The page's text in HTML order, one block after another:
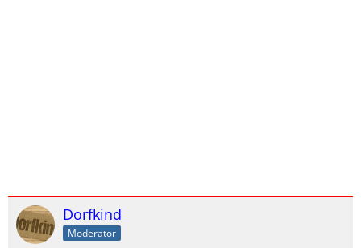
Dorfkind
Moderator